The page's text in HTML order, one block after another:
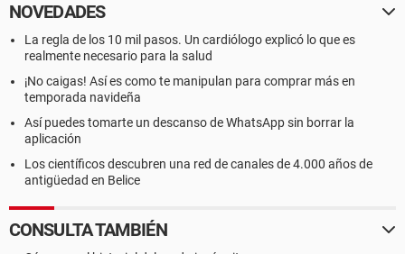
NOVEDADES
La regla de los 10 mil pasos. Un cardiólogo explicó lo que es
realmente necesario para la salud
¡No caigas! Así es como te manipulan para comprar más en
temporada navideña
Así puedes tomarte un descanso de WhatsApp sin borrar la
aplicación
Los científicos descubren una red de canales de 4.000 años de
antigüedad en Belice
CONSULTA TAMBIÉN